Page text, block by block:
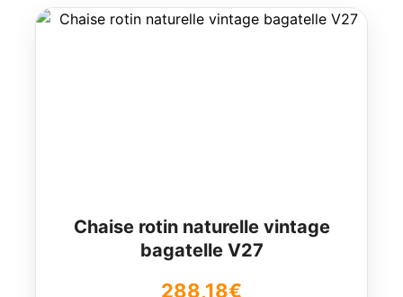
Chaise rotin naturelle vintage
bagatelle V27
288,18€